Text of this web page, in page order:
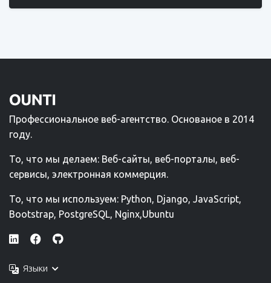
Профессиональное веб-агентство. Основаное в 2014
году.
То, что мы делаем: Веб-сайты, веб-порталы, веб-
сервисы, электронная коммерция.
То, что мы используем: Python, Django, JavaScript,
Bootstrap, PostgreSQL, Nginx,Ubuntu
Языки